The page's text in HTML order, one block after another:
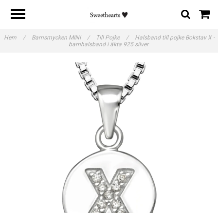
Hem / Barnsmycken MINI / Till Pojke /
Halsband till pojke Bokstav X -
barnhalsband i äkta 925 silver